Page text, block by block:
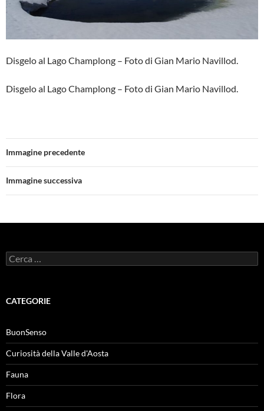
Disgelo al Lago Champlong – Foto di Gian Mario Navillod.
Disgelo al Lago Champlong – Foto di Gian Mario Navillod.
Immagine precedente
Immagine successiva
Ricerca
per:
CATEGORIE
BuonSenso
Curiosità della Valle d'Aosta
Fauna
Flora